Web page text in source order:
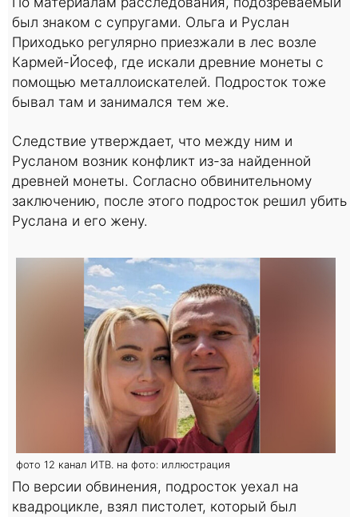
был знаком с супругами. Ольга и Руслан
Приходько регулярно приезжали в лес возле
Кармей-Йосеф, где искали древние монеты с
помощью металлоискателей. Подросток тоже
бывал там и занимался тем же.
Следствие утверждает, что между ним и
Русланом возник конфликт из-за найденной
древней монеты. Согласно обвинительному
заключению, после этого подросток решил убить
Руслана и его жену.
фото 12 канал ИТВ. на фото: иллюстрация
По версии обвинения, подросток уехал на
квадроцикле, взял пистолет, который был